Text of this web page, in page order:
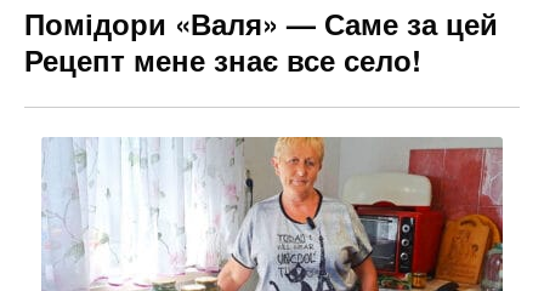
Помідори «Валя» — Саме за цей
Рецепт мене знає все село!